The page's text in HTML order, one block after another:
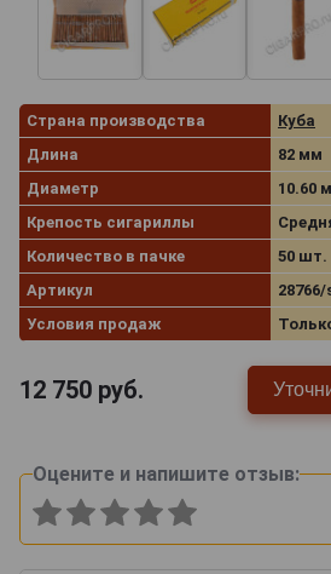
Страна производства
Куба
Длина
82 мм
Диаметр
10.60
Крепость сигариллы
Количество в пачке
50 шт.
Артикул
28766/
Условия продаж
12 750 руб.
Оцените и напишите отзыв: